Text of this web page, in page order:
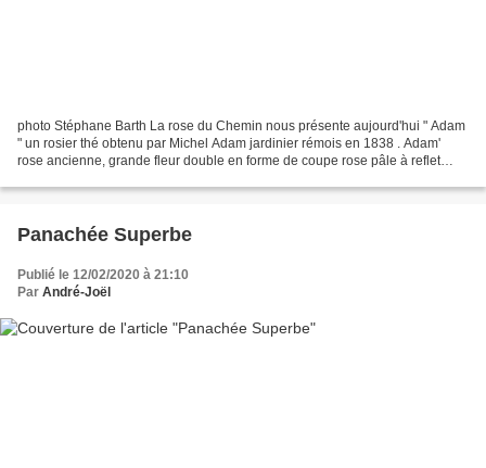
photo Stéphane Barth La rose du Chemin nous présente aujourd'hui " Adam
" un rosier thé obtenu par Michel Adam jardinier rémois en 1838 . Adam'
rose ancienne, grande fleur double en forme de coupe rose pâle à reflet
Panachée Superbe
Publié le 12/02/2020 à 21:10
Par André-Joël